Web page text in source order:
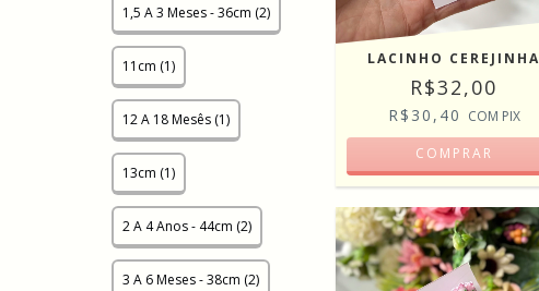
1,5 A 3 Meses - 36cm (2)
11cm (1)
12 A 18 Mesês (1)
13cm (1)
2 A 4 Anos - 44cm (2)
3 A 6 Meses - 38cm (2)
LACINHO CEREJINHA
R$32,00
R$30,40 COM PIX
COMPRAR